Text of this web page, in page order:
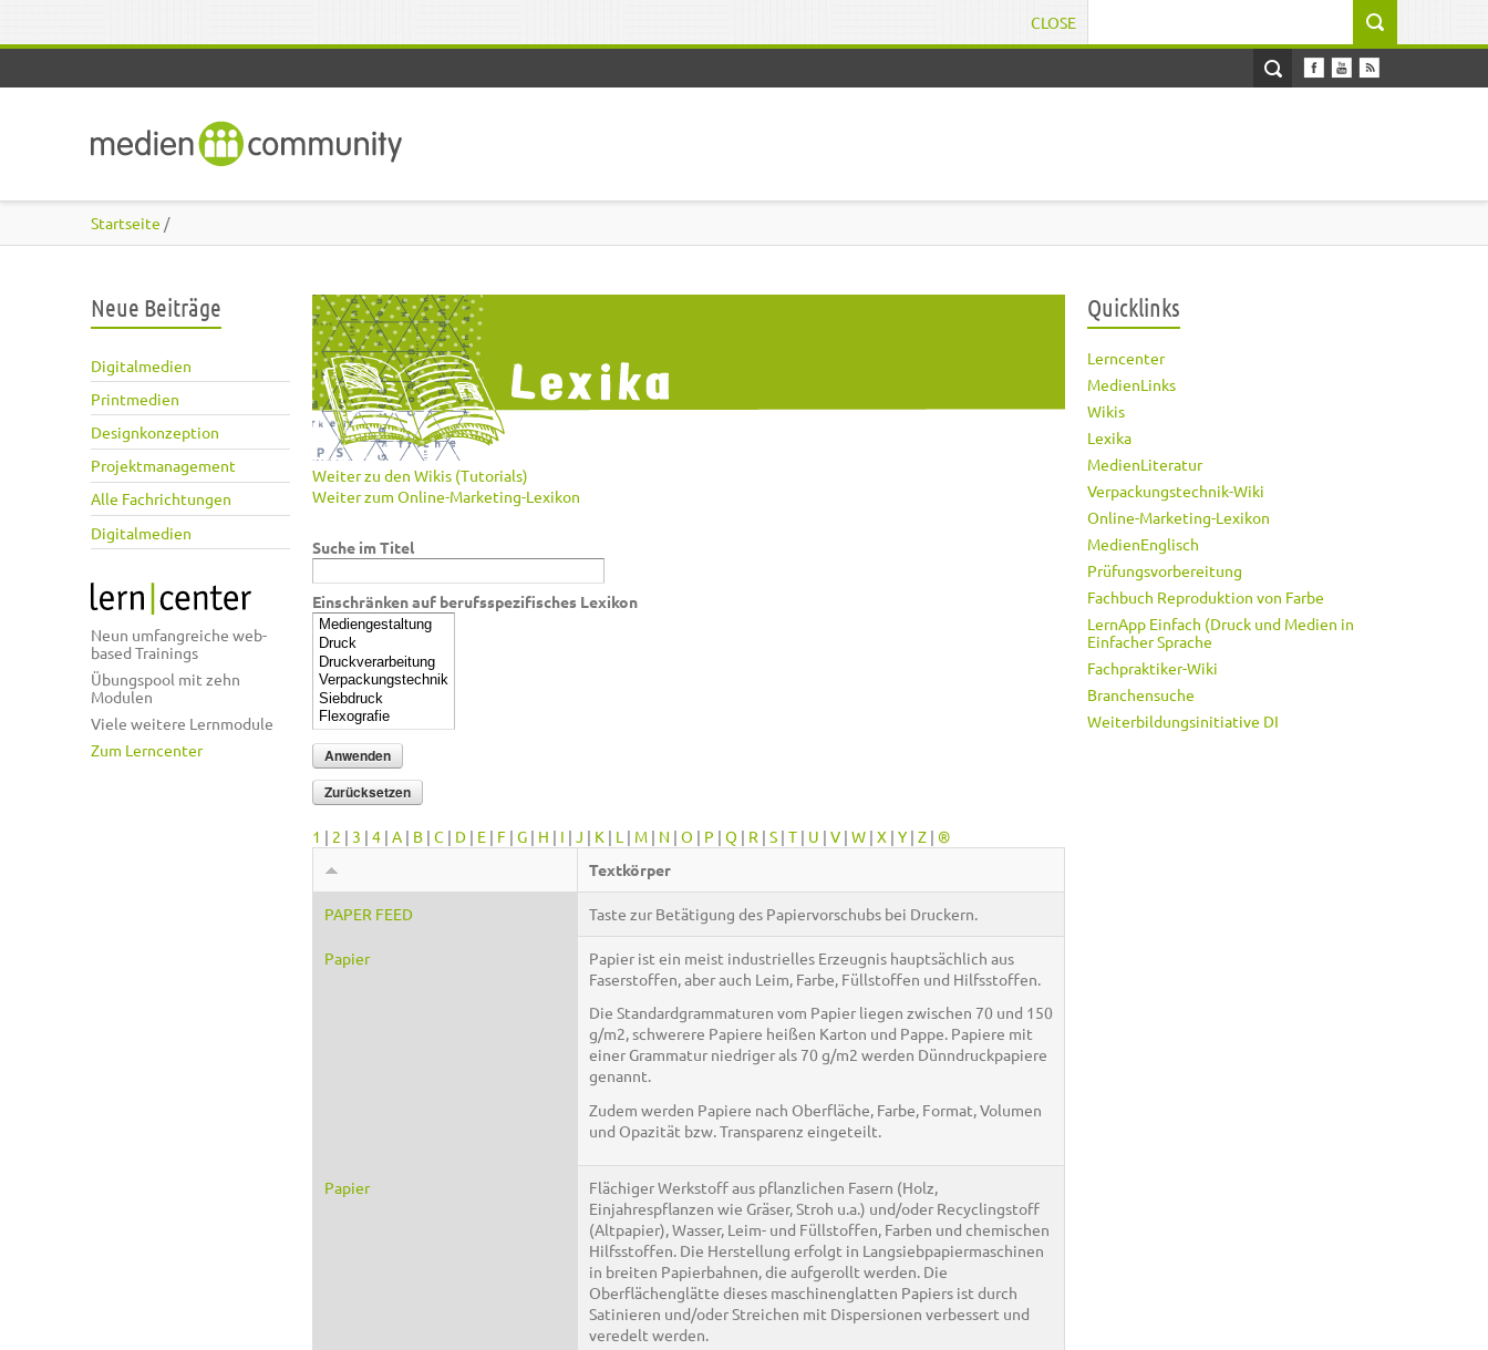
CLOSE
Startseite /
Neue Beiträge
Digitalmedien
Printmedien
Designkonzeption
Projektmanagement
Alle Fachrichtungen
Digitalmedien
Neun umfangreiche web-
based Trainings
Übungspool mit zehn
Modulen
Viele weitere Lernmodule
Zum Lerncenter
Weiter zu den Wikis (Tutorials)
Weiter zum Online-Marketing-Lexikon
Suche im Titel
Einschränken auf berufsspezifisches Lexikon
1 | 2 | 3 | 4 | A | B | C | D | E | F | G | H | I | J | K | L | M | N | O | P | Q | R | S | T | U | V | W | X | Y | Z | ®
Textkörper
PAPER FEED Taste zur Betätigung des Papiervorschubs bei Druckern.
Papier
Papier ist ein meist industrielles Erzeugnis hauptsächlich aus
Faserstoffen, aber auch Leim, Farbe, Füllstoffen und Hilfsstoffen.
Die Standardgrammaturen vom Papier liegen zwischen 70 und 150
g/m2, schwerere Papiere heißen Karton und Pappe. Papiere mit
einer Grammatur niedriger als 70 g/m2 werden Dünndruckpapiere
genannt.
Zudem werden Papiere nach Oberfläche, Farbe, Format, Volumen
und Opazität bzw. Transparenz eingeteilt.
Papier
Flächiger Werkstoff aus pflanzlichen Fasern (Holz,
Einjahrespflanzen wie Gräser, Stroh u.a.) und/oder Recyclingstoff
(Altpapier), Wasser, Leim- und Füllstoffen, Farben und chemischen
Hilfsstoffen. Die Herstellung erfolgt in Langsiebpapiermaschinen
in breiten Papierbahnen, die aufgerollt werden. Die
Oberflächenglätte dieses maschinenglatten Papiers ist durch
Satinieren und/oder Streichen mit Dispersionen verbessert und
veredelt werden.
Quicklinks
Lerncenter
MedienLinks
Wikis
Lexika
MedienLiteratur
Verpackungstechnik-Wiki
Online-Marketing-Lexikon
MedienEnglisch
Prüfungsvorbereitung
Fachbuch Reproduktion von Farbe
LernApp Einfach (Druck und Medien in
Einfacher Sprache
Fachpraktiker-Wiki
Branchensuche
Weiterbildungsinitiative DI